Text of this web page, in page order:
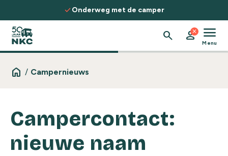
Spring naar de inhoud
checkOnderweg met de camper
search person
close menu
Menu
home / Campernieuws
Campercontact:
nieuwe naam